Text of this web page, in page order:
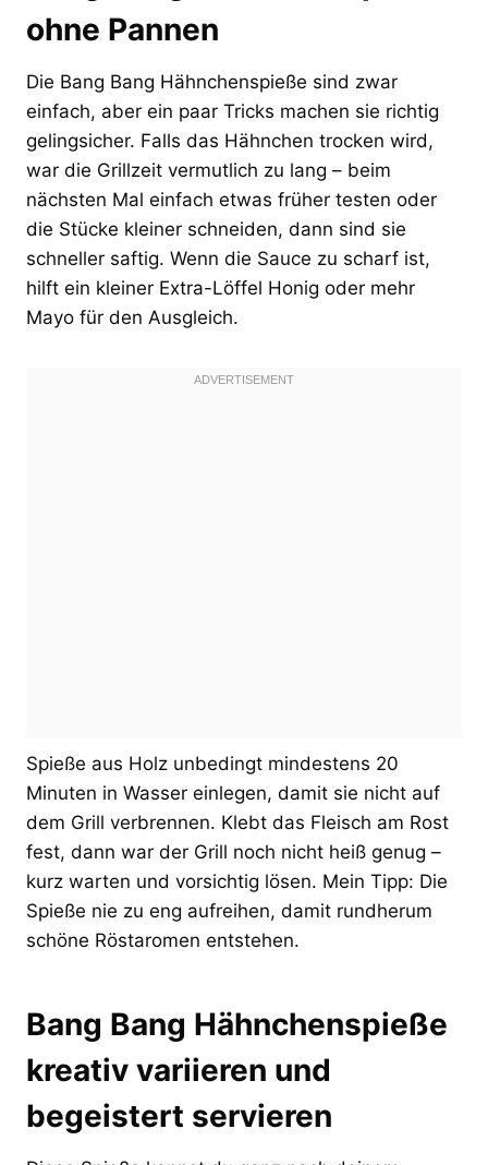
ohne Pannen
Die Bang Bang Hähnchenspieße sind zwar
einfach, aber ein paar Tricks machen sie richtig
gelingsicher. Falls das Hähnchen trocken wird,
war die Grillzeit vermutlich zu lang – beim
nächsten Mal einfach etwas früher testen oder
die Stücke kleiner schneiden, dann sind sie
schneller saftig. Wenn die Sauce zu scharf ist,
hilft ein kleiner Extra-Löffel Honig oder mehr
Mayo für den Ausgleich.
Spieße aus Holz unbedingt mindestens 20
Minuten in Wasser einlegen, damit sie nicht auf
dem Grill verbrennen. Klebt das Fleisch am Rost
fest, dann war der Grill noch nicht heiß genug –
kurz warten und vorsichtig lösen. Mein Tipp: Die
Spieße nie zu eng aufreihen, damit rundherum
schöne Röstaromen entstehen.
Bang Bang Hähnchenspieße
kreativ variieren und
begeistert servieren